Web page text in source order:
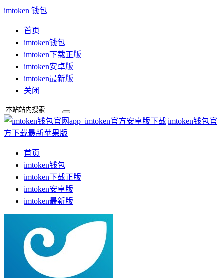
imtoken 钱包
首页
imtoken钱包
imtoken下载正版
imtoken安卓版
imtoken最新版
关闭
首页
imtoken钱包
imtoken下载正版
imtoken安卓版
imtoken最新版